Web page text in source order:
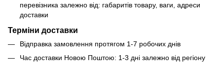
перевізника залежно від: габаритів товару, ваги, адреси
доставки
Терміни доставки
Відправка замовлення протягом 1-7 робочих днів
Час доставки Новою Поштою: 1-3 дні залежно від регіону